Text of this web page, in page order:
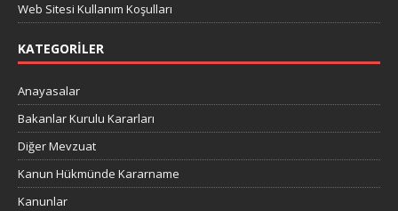
Web Sitesi Kullanım Koşulları
KATEGORILER
Anayasalar
Bakanlar Kurulu Kararları
Diğer Mevzuat
Kanun Hükmünde Kararname
Kanunlar